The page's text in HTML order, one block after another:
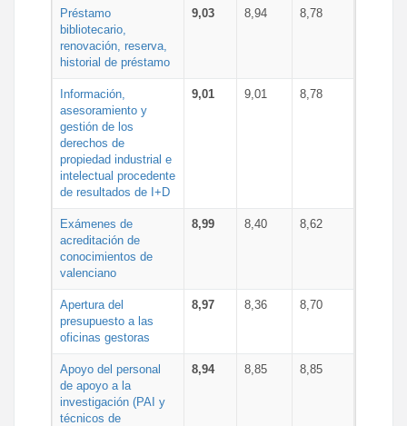
Préstamo
bibliotecario,
renovación, reserva,
historial de préstamo
9,03 8,94 8,78
Información,
asesoramiento y
gestión de los
derechos de
propiedad industrial e
intelectual procedente
de resultados de I+D
9,01 9,01 8,78
Exámenes de
acreditación de
conocimientos de
valenciano
8,99 8,40 8,62
Apertura del
presupuesto a las
oficinas gestoras
8,97 8,36 8,70
Apoyo del personal
de apoyo a la
investigación (PAI y
técnicos de
8,94 8,85 8,85